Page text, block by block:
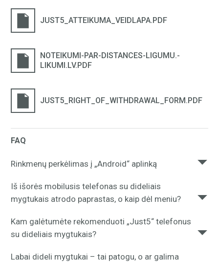
JUST5_ATTEIKUMA_VEIDLAPA.PDF
NOTEIKUMI-PAR-DISTANCES-LIGUMU.-
LIKUMI.LV.PDF
JUST5_RIGHT_OF_WITHDRAWAL_FORM.PDF
FAQ
Rinkmenų perkėlimas į „Android“ aplinką
perkelti į „Mac“ kompiuterinių įrenginių aplinką prašom
parsisiųstišį „Mac“ kompiuteriams skirtą priedą.
Iš išorės mobilusis telefonas su dideliais
mygtukais atrodo paprastas, o kaip dėl meniu?
funkciją galima pasiekti per ne daugiau kaip 2–3
veiksmus.
Kam galėtumėte rekomenduoti „Just5“ telefonus
su dideliais mygtukais?
Labai dideli mygtukai – tai patogu, o ar galima